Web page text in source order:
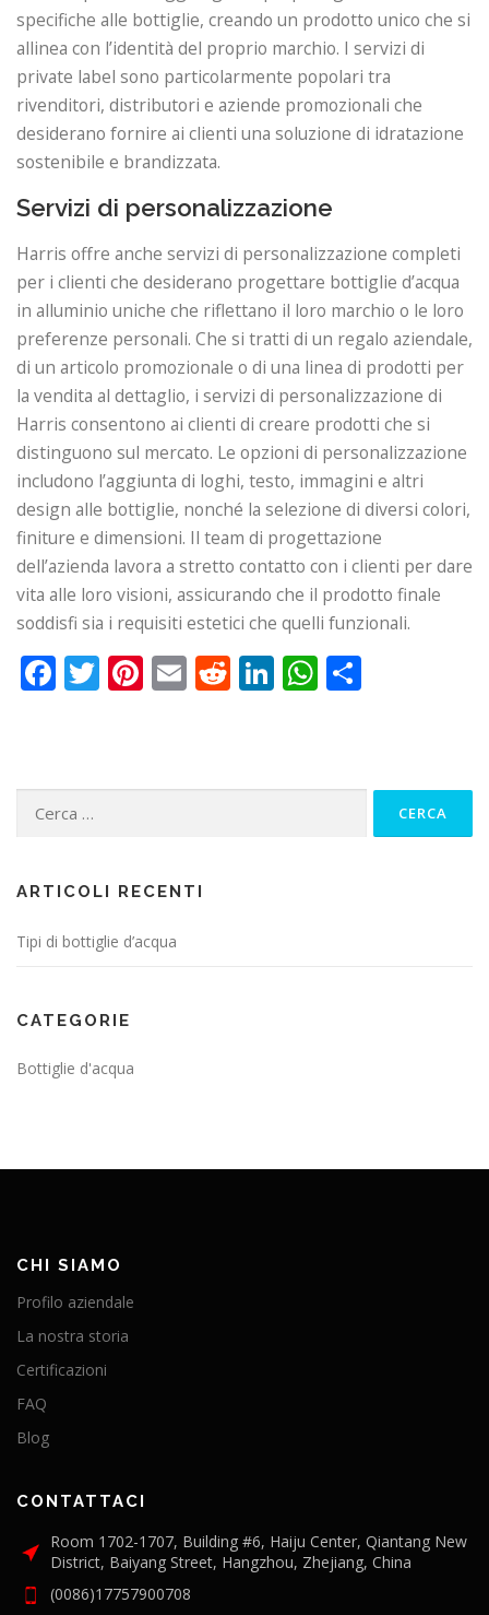
specifiche alle bottiglie, creando un prodotto unico che si
allinea con l’identità del proprio marchio. I servizi di
private label sono particolarmente popolari tra
rivenditori, distributori e aziende promozionali che
desiderano fornire ai clienti una soluzione di idratazione
sostenibile e brandizzata.
Servizi di personalizzazione
Harris offre anche servizi di personalizzazione completi
per i clienti che desiderano progettare bottiglie d’acqua
in alluminio uniche che riflettano il loro marchio o le loro
preferenze personali. Che si tratti di un regalo aziendale,
di un articolo promozionale o di una linea di prodotti per
la vendita al dettaglio, i servizi di personalizzazione di
Harris consentono ai clienti di creare prodotti che si
distinguono sul mercato. Le opzioni di personalizzazione
includono l’aggiunta di loghi, testo, immagini e altri
design alle bottiglie, nonché la selezione di diversi colori,
finiture e dimensioni. Il team di progettazione
dell’azienda lavora a stretto contatto con i clienti per dare
vita alle loro visioni, assicurando che il prodotto finale
soddisfi sia i requisiti estetici che quelli funzionali.
Facebook
Twitter
Pinterest
EmailReddit
LinkedIn
WhatsApp
Ricerca
ARTICOLI RECENTI
Tipi di bottiglie d’acqua
CATEGORIE
Bottiglie d'acqua
CHI SIAMO
Profilo aziendale
La nostra storia
Certificazioni
FAQ
Blog
CONTATTACI
Room 1702-1707, Building #6, Haiju Center, Qiantang New
District, Baiyang Street, Hangzhou, Zhejiang, China
(0086)17757900708